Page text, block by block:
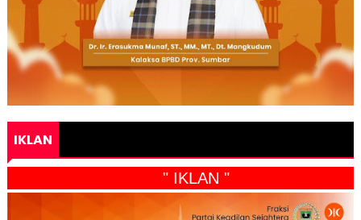
IKLAN
" IKLAN "